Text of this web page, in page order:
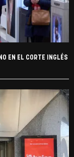
EN EL CORTE INGLÉS